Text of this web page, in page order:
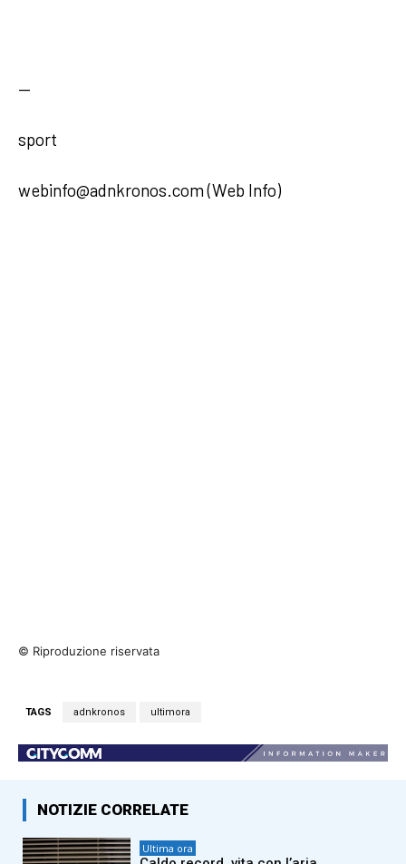
—
sport
webinfo@adnkronos.com (Web Info)
© Riproduzione riservata
TAGS adnkronos ultimora
NOTIZIE CORRELATE
Ultima ora